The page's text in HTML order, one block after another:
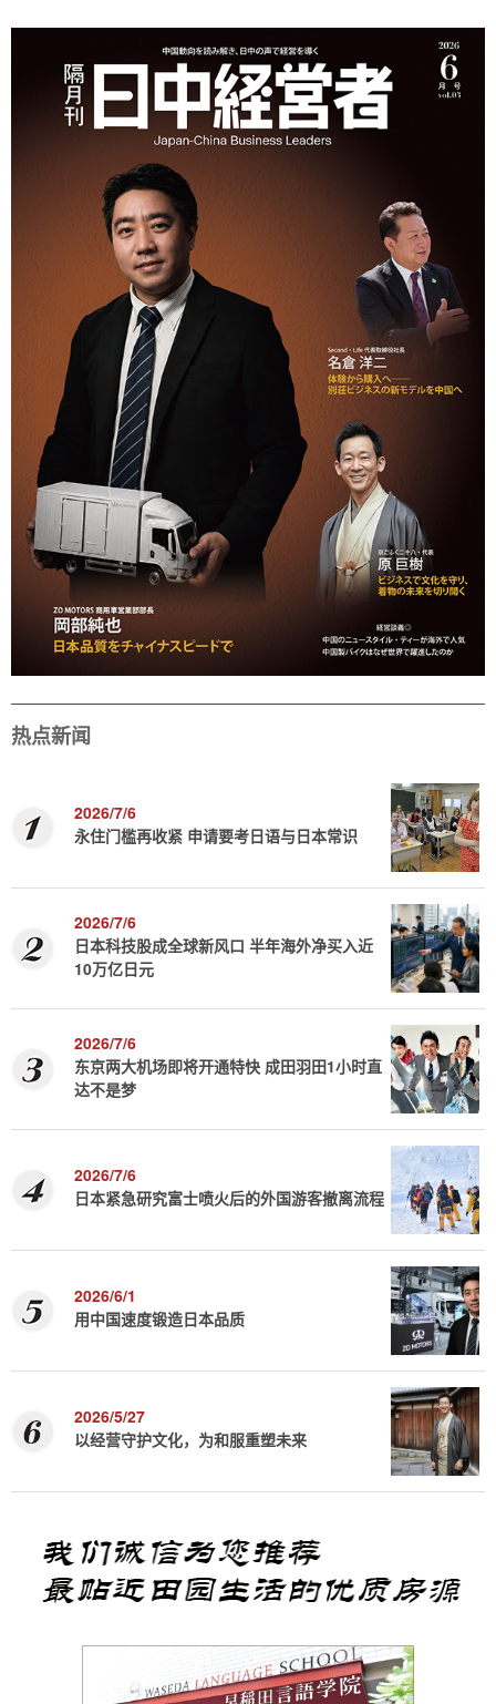
热点新闻
2026/7/6
永住门槛再收紧 申请要考日语与日本常识
2026/7/6
日本科技股成全球新风口 半年海外净买入近
10万亿日元
2026/7/6
东京两大机场即将开通特快 成田羽田1小时直
达不是梦
2026/7/6
日本紧急研究富士喷火后的外国游客撤离流程
2026/6/1
用中国速度锻造日本品质
2026/5/27
以经营守护文化，为和服重塑未来